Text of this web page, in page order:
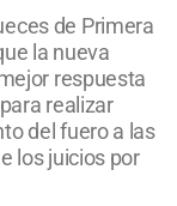
de Primera
la nueva
respuesta
realizar
del fuero a las
los juicios por